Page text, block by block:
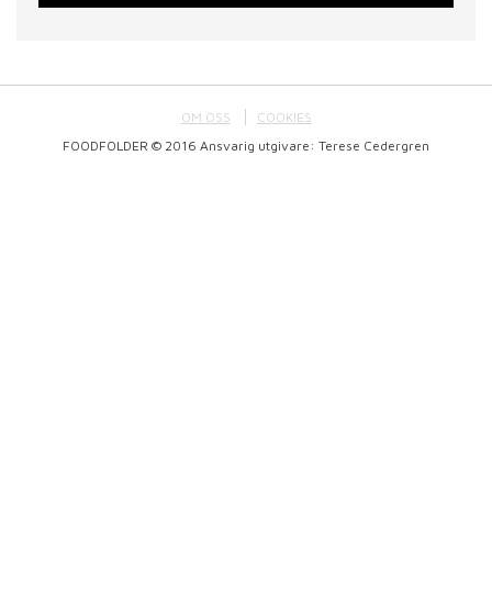
OM OSS
COOKIES
FOODFOLDER © 2016 Ansvarig utgivare: Terese Cedergren